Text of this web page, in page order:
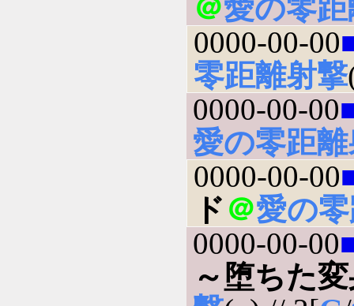
＠愛の零
0000-00-00
零距離射撃
0000-00-00
愛の零距
0000-00-00
ド ＠愛の
0000-00-00
～堕ちた